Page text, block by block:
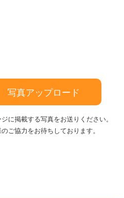
写真アップロード
に掲載する写真をお送りください。
ご協力をお待ちしております。